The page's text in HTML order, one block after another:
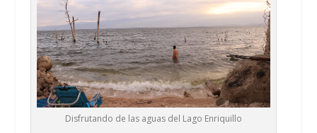
Disfrutando de las aguas del Lago Enriquillo